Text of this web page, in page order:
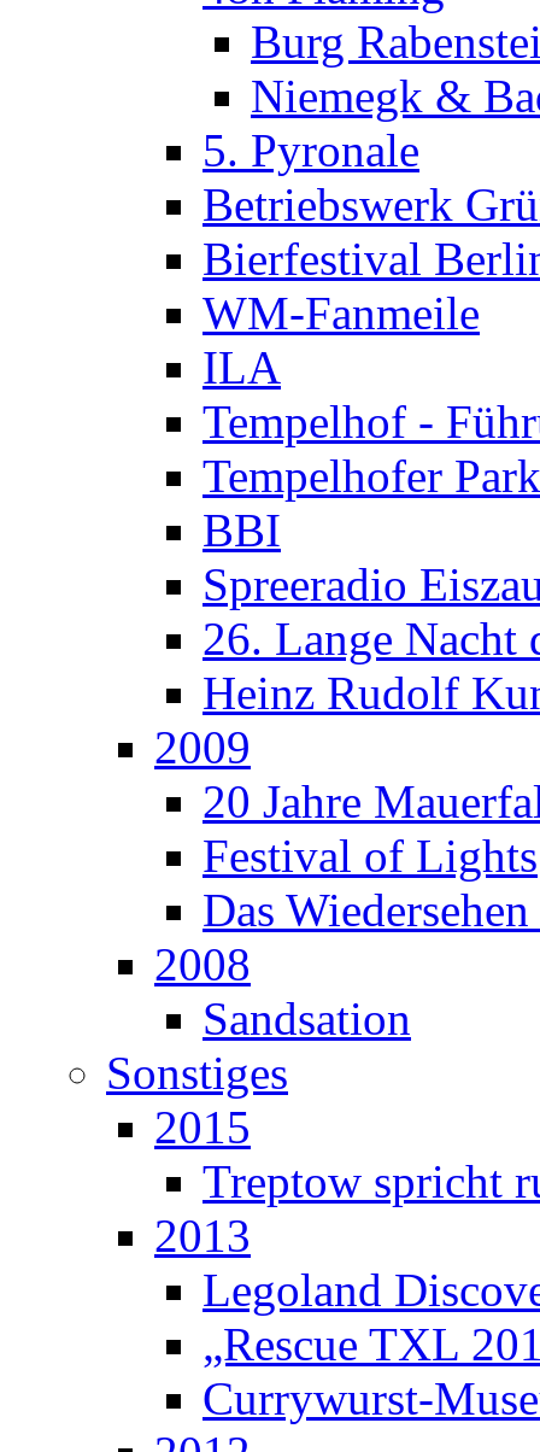
Burg
Niemegk &
5. Pyronale
Betriebswerk
Bierfestival
WM-Fanmeile
ILA
Tempelhof -
Tempelhofer
BBI
Spreeradio
26. Lange Nacht
Heinz Rudolf
2009
20 Jahre
Festival of Lights
Das
2008
Sandsation
Sonstiges
2015
Treptow spricht
2013
Legoland
„Rescue TXL
Currywurst-